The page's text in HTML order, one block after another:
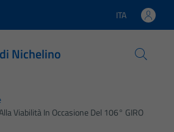
Lingua attiva:
ITA
Nichelino
Viabilità In Occasione Del 106° GIRO